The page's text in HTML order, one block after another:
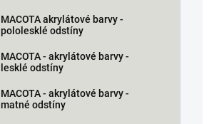
MACOTA akrylátové barvy -
pololesklé odstíny
MACOTA - akrylátové barvy -
lesklé odstíny
MACOTA - akrylátové barvy -
matné odstíny